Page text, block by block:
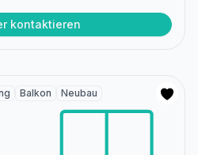
kontaktieren
Balkon Neubau